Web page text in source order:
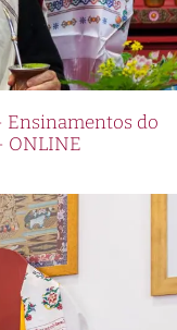
Ensinamentos do
ONLINE